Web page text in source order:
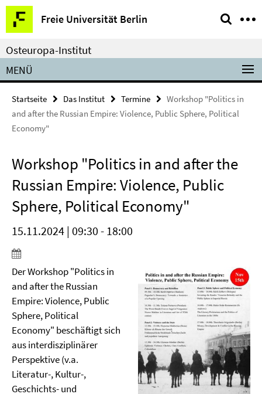
Springe
direkt
zu
Inhalt
Freie Universität Berlin
Service-
Navigation
Osteuropa-Institut
MENÜ
Startseite Das Institut Termine
Workshop "Politics in
and after the Russian Empire: Violence, Public Sphere, Political
Economy"
Workshop "Politics in and after the
Russian Empire: Violence, Public
Sphere, Political Economy"
15.11.2024 | 09:30 - 18:00
Der Workshop "Politics in
and after the Russian
Empire: Violence, Public
Sphere, Political
Economy" beschäftigt sich
aus interdisziplinärer
Perspektive (v.a.
Literatur-, Kultur-,
Geschichts- und